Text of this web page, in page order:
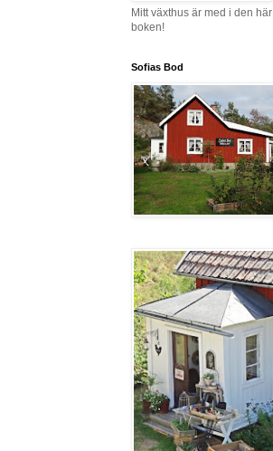
Mitt växthus är med i den här
boken!
Sofias Bod